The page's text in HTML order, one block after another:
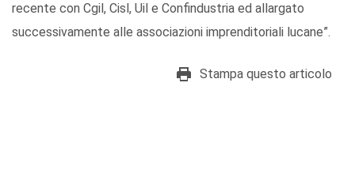
recente con Cgil, Cisl, Uil e Confindustria ed allargato
successivamente alle associazioni imprenditoriali lucane”.
Stampa questo articolo